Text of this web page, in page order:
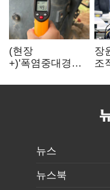
(현장
+)'폭염중대경보'
이주노동자는
장
조
내
뉴스
뉴스북